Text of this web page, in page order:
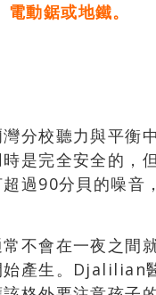
動鋸或地鐵。
灣分校聽力與平
時是完全安全的
過90分貝的噪音
不會在一夜之間
產生。Djalilian